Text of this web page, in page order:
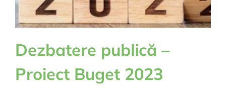
Dezbatere publică –
Proiect Buget 2023